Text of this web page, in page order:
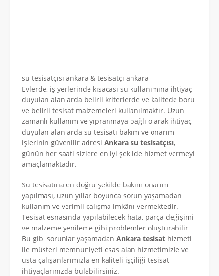
su tesisatçısı ankara & tesisatçı ankara
Evlerde, iş yerlerinde kısacası su kullanımına ihtiyaç
duyulan alanlarda belirli kriterlerde ve kalitede boru
ve belirli tesisat malzemeleri kullanılmaktır. Uzun
zamanlı kullanım ve yıpranmaya bağlı olarak ihtiyaç
duyulan alanlarda su tesisatı bakım ve onarım
işlerinin güvenilir adresi Ankara su tesisatçısı,
günün her saati sizlere en iyi şekilde hizmet vermeyi
amaçlamaktadır.
Su tesisatına en doğru şekilde bakım onarım
yapılması, uzun yıllar boyunca sorun yaşamadan
kullanım ve verimli çalışma imkânı vermektedir.
Tesisat esnasında yapılabilecek hata, parça değişimi
ve malzeme yenileme gibi problemler oluşturabilir.
Bu gibi sorunlar yaşamadan Ankara tesisat hizmeti
ile müşteri memnuniyeti esas alan hizmetimizle ve
usta çalışanlarımızla en kaliteli işçiliği tesisat
ihtiyaçlarınızda bulabilirsiniz.